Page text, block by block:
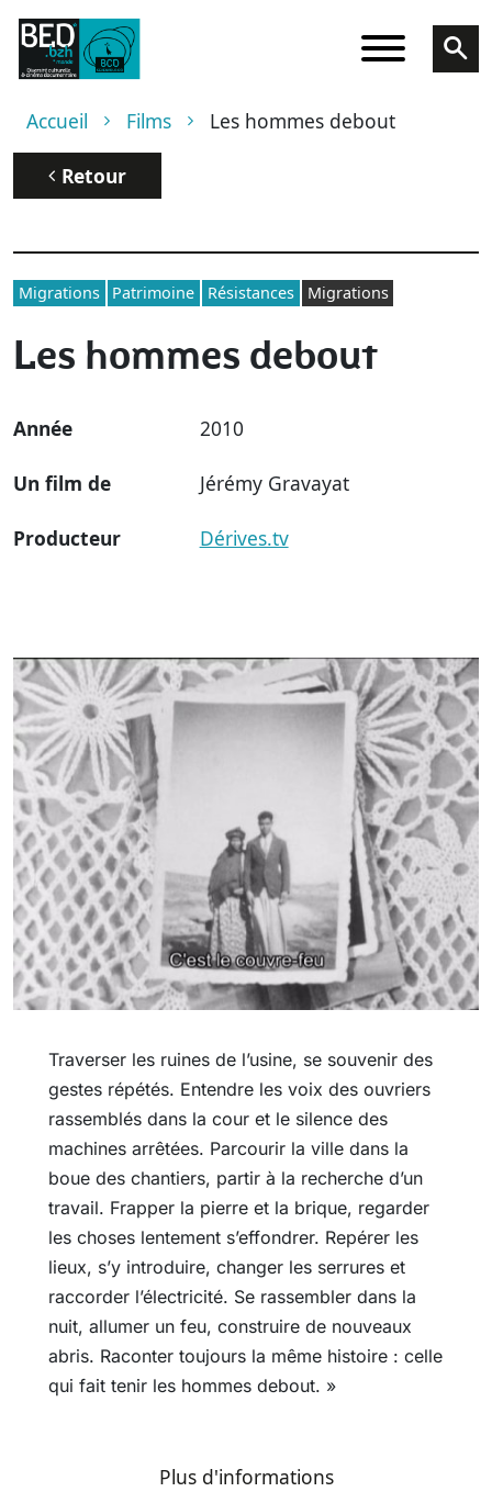
Aller au contenu principal
Fil d'Ariane
Accueil Films Les hommes debout
Retour
Migrations Patrimoine Résistances Migrations
Les hommes debout
Année 2010
Un film de Jérémy Gravayat
Producteur Dérives.tv
Traverser les ruines de l’usine, se souvenir des
gestes répétés. Entendre les voix des ouvriers
rassemblés dans la cour et le silence des
machines arrêtées. Parcourir la ville dans la
boue des chantiers, partir à la recherche d’un
travail. Frapper la pierre et la brique, regarder
les choses lentement s’effondrer. Repérer les
lieux, s’y introduire, changer les serrures et
raccorder l’électricité. Se rassembler dans la
nuit, allumer un feu, construire de nouveaux
abris. Raconter toujours la même histoire : celle
qui fait tenir les hommes debout. »
Plus d'informations